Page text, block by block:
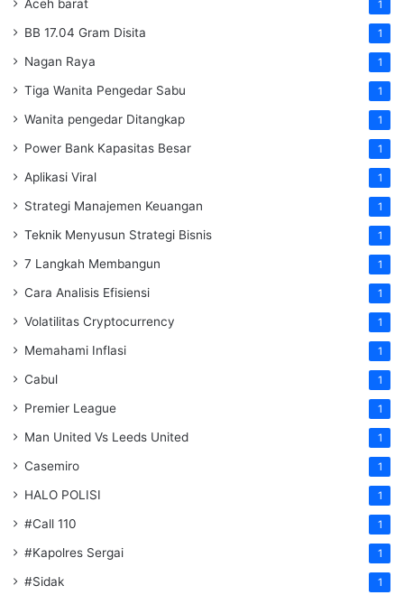
Aceh barat 1
BB 17.04 Gram Disita 1
Nagan Raya 1
Tiga Wanita Pengedar Sabu 1
Wanita pengedar Ditangkap 1
Power Bank Kapasitas Besar 1
Aplikasi Viral 1
Strategi Manajemen Keuangan 1
Teknik Menyusun Strategi Bisnis 1
7 Langkah Membangun 1
Cara Analisis Efisiensi 1
Volatilitas Cryptocurrency 1
Memahami Inflasi 1
Cabul 1
Premier League 1
Man United Vs Leeds United 1
Casemiro 1
HALO POLISI 1
#Call 110 1
#Kapolres Sergai 1
#Sidak 1